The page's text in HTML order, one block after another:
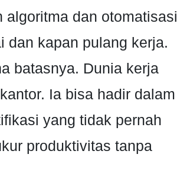
dan otomatisasi
dan kapan pulang kerja.
batasnya. Dunia kerja
Ia bisa hadir dalam
yang tidak pernah
produktivitas tanpa